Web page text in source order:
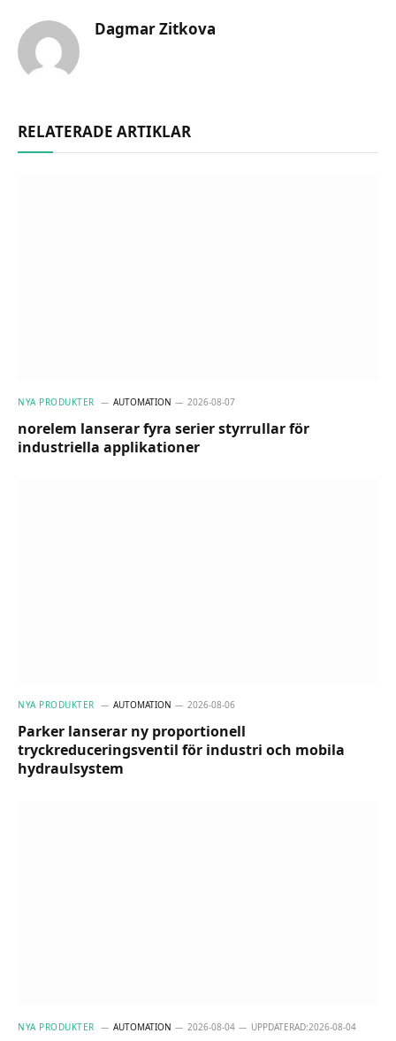
Dagmar Zitkova
RELATERADE ARTIKLAR
NYA PRODUKTER AUTOMATION 2026-08-07
norelem lanserar fyra serier styrrullar för
industriella applikationer
NYA PRODUKTER AUTOMATION 2026-08-06
Parker lanserar ny proportionell
tryckreduceringsventil för industri och mobila
hydraulsystem
NYA PRODUKTER AUTOMATION 2026-08-04 UPPDATERAD:2026-08-04